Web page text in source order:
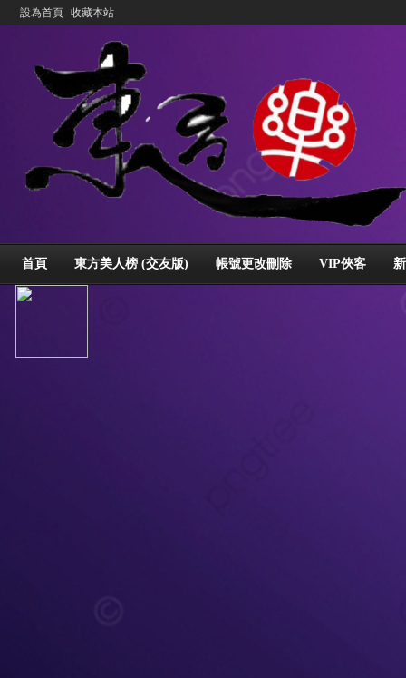
設為首頁 收藏本站
首頁 東方美人榜 (交友版) 帳號更改刪除 VIP俠客